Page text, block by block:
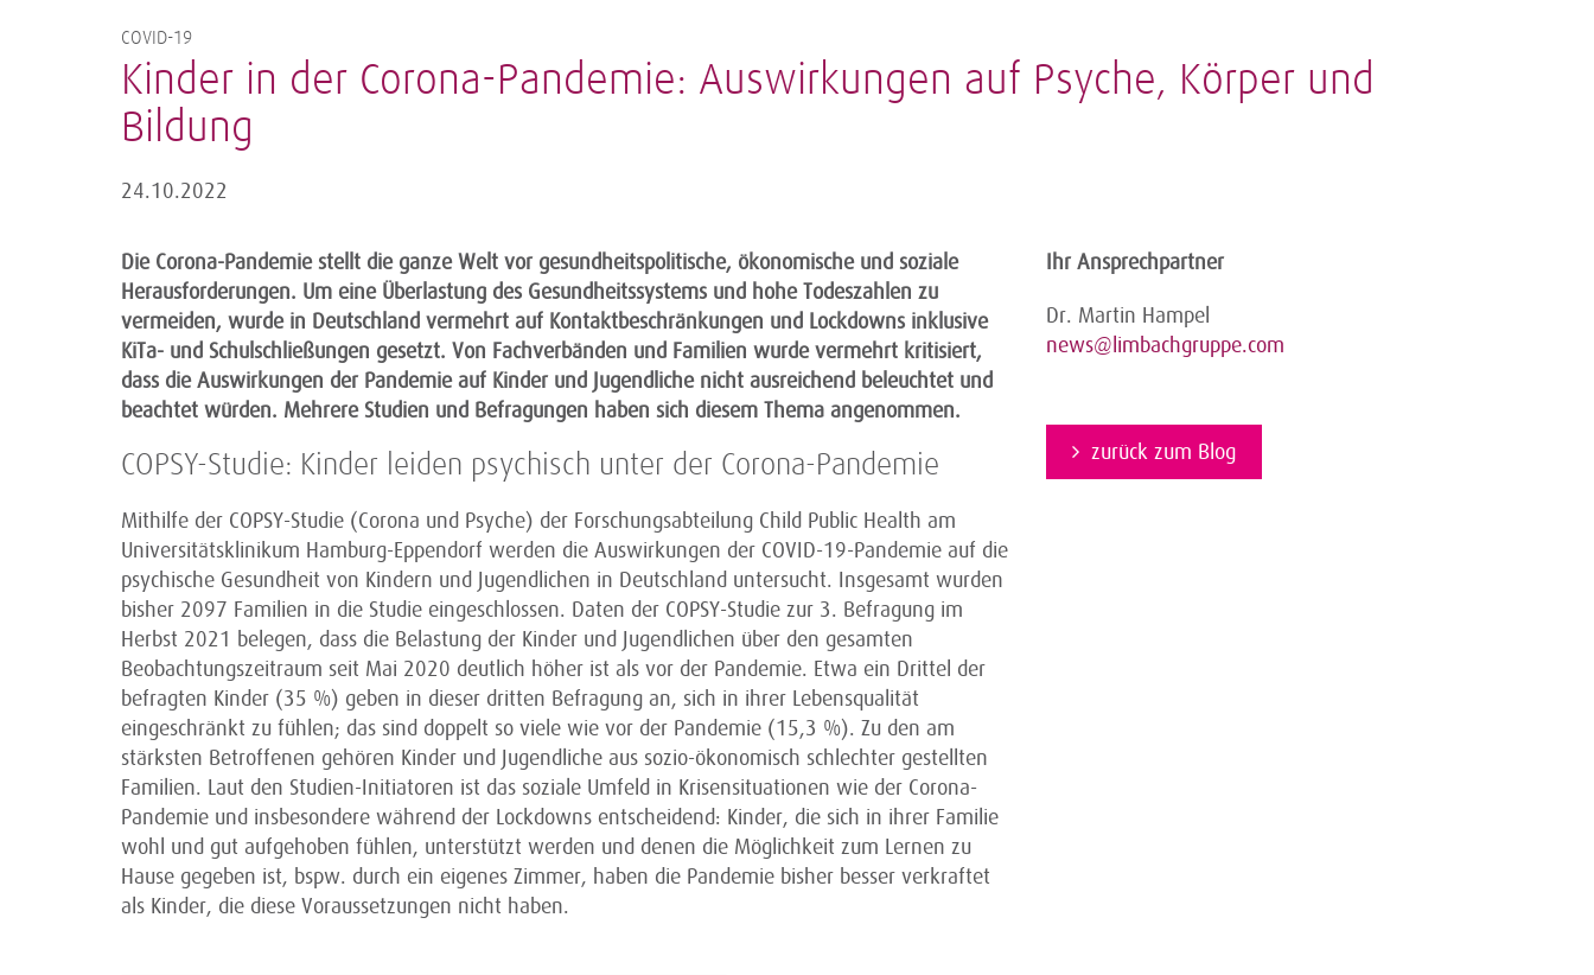
COVID-19
Kinder in der Corona-Pandemie: Auswirkungen auf Psyche, Körper und
Bildung
24.10.2022
Die Corona-Pandemie stellt die ganze Welt vor gesundheitspolitische, ökonomische und soziale
Herausforderungen. Um eine Überlastung des Gesundheitssystems und hohe Todeszahlen zu
vermeiden, wurde in Deutschland vermehrt auf Kontaktbeschränkungen und Lockdowns inklusive
KiTa- und Schulschließungen gesetzt. Von Fachverbänden und Familien wurde vermehrt kritisiert,
dass die Auswirkungen der Pandemie auf Kinder und Jugendliche nicht ausreichend beleuchtet und
beachtet würden. Mehrere Studien und Befragungen haben sich diesem Thema angenommen.
COPSY-Studie: Kinder leiden psychisch unter der Corona-Pandemie
Mithilfe der COPSY-Studie (Corona und Psyche) der Forschungsabteilung Child Public Health am
Universitätsklinikum Hamburg-Eppendorf werden die Auswirkungen der COVID-19-Pandemie auf die
psychische Gesundheit von Kindern und Jugendlichen in Deutschland untersucht. Insgesamt wurden
bisher 2097 Familien in die Studie eingeschlossen. Daten der COPSY-Studie zur 3. Befragung im
Herbst 2021 belegen, dass die Belastung der Kinder und Jugendlichen über den gesamten
Beobachtungszeitraum seit Mai 2020 deutlich höher ist als vor der Pandemie. Etwa ein Drittel der
befragten Kinder (35 %) geben in dieser dritten Befragung an, sich in ihrer Lebensqualität
eingeschränkt zu fühlen; das sind doppelt so viele wie vor der Pandemie (15,3 %). Zu den am
stärksten Betroffenen gehören Kinder und Jugendliche aus sozio-ökonomisch schlechter gestellten
Familien. Laut den Studien-Initiatoren ist das soziale Umfeld in Krisensituationen wie der Corona-
Pandemie und insbesondere während der Lockdowns entscheidend: Kinder, die sich in ihrer Familie
wohl und gut aufgehoben fühlen, unterstützt werden und denen die Möglichkeit zum Lernen zu
Hause gegeben ist, bspw. durch ein eigenes Zimmer, haben die Pandemie bisher besser verkraftet
als Kinder, die diese Voraussetzungen nicht haben.
Ihr Ansprechpartner
Dr. Martin Hampel
news@limbachgruppe.com
zurück zum Blog